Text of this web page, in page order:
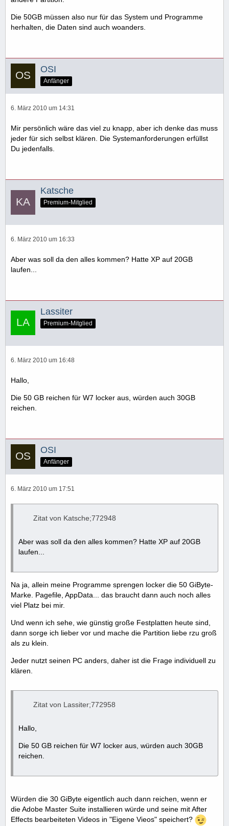
Die 50GB müssen also nur für das System und Programme
herhalten, die Daten sind auch woanders.
OSI
Anfänger
6. März 2010 um 14:31
Mir persönlich wäre das viel zu knapp, aber ich denke das muss
jeder für sich selbst klären. Die Systemanforderungen erfüllst
Du jedenfalls.
Katsche
Premium-Mitglied
6. März 2010 um 16:33
Aber was soll da den alles kommen? Hatte XP auf 20GB
laufen...
Lassiter
Premium-Mitglied
6. März 2010 um 16:48
Hallo,
Die 50 GB reichen für W7 locker aus, würden auch 30GB
reichen.
OSI
Anfänger
6. März 2010 um 17:51
Zitat von Katsche;772948
Aber was soll da den alles kommen? Hatte XP auf 20GB
laufen...
Na ja, allein meine Programme sprengen locker die 50 GiByte-
Marke. Pagefile, AppData... das braucht dann auch noch alles
viel Platz bei mir.
Und wenn ich sehe, wie günstig große Festplatten heute sind,
dann sorge ich lieber vor und mache die Partition liebe rzu groß
als zu klein.
Jeder nutzt seinen PC anders, daher ist die Frage individuell zu
klären.
Zitat von Lassiter;772958
Hallo,
Die 50 GB reichen für W7 locker aus, würden auch 30GB
reichen.
Würden die 30 GiByte eigentlich auch dann reichen, wenn er
die Adobe Master Suite installieren würde und seine mit After
Effects bearbeiteten Videos in "Eigene Vieos" speichert?